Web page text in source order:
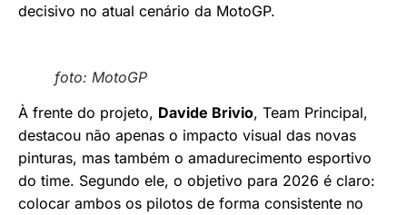
decisivo no atual cenário da MotoGP.
foto: MotoGP
À frente do projeto, Davide Brivio, Team Principal,
destacou não apenas o impacto visual das novas
pinturas, mas também o amadurecimento esportivo
do time. Segundo ele, o objetivo para 2026 é claro:
colocar ambos os pilotos de forma consistente no